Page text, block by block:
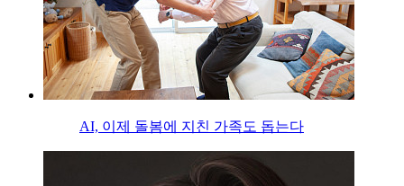
AI, 이제 돌봄에 지친 가족도 돕는다